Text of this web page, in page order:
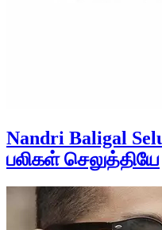
Nandri Baligal
பலிகள் செலுத்தியே